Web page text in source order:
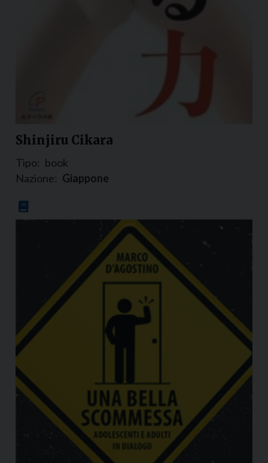
Shinjiru Cikara
Tipo: book
Nazione: Giappone